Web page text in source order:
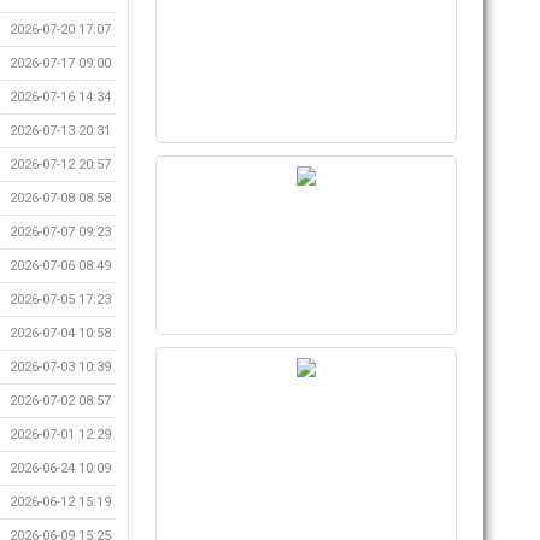
2026-07-20 17:07
2026-07-17 09:00
2026-07-16 14:34
2026-07-13 20:31
2026-07-12 20:57
2026-07-08 08:58
2026-07-07 09:23
2026-07-06 08:49
2026-07-05 17:23
2026-07-04 10:58
2026-07-03 10:39
2026-07-02 08:57
2026-07-01 12:29
2026-06-24 10:09
2026-06-12 15:19
2026-06-09 15:25